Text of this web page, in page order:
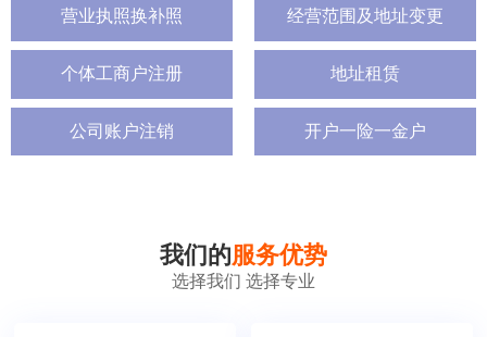
营业执照换补照 经营范围及地址变更
个体工商户注册 地址租赁
公司账户注销 开户一险一金户
我们的服务优势
选择我们 选择专业